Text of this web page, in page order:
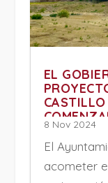
EL
LOS
8 Nov 2024
El
acometer